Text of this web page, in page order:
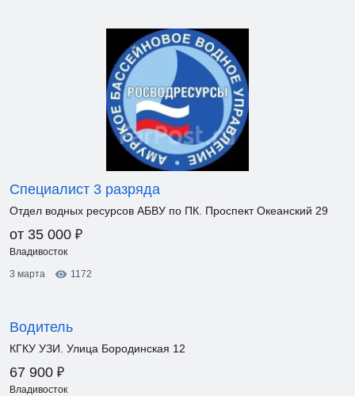
Специалист 3 разряда
Отдел водных ресурсов АБВУ по ПК. Проспект Океанский 29
от 35 000 ₽
Владивосток
3 марта
1172
Водитель
КГКУ УЗИ. Улица Бородинская 12
67 900 ₽
Владивосток